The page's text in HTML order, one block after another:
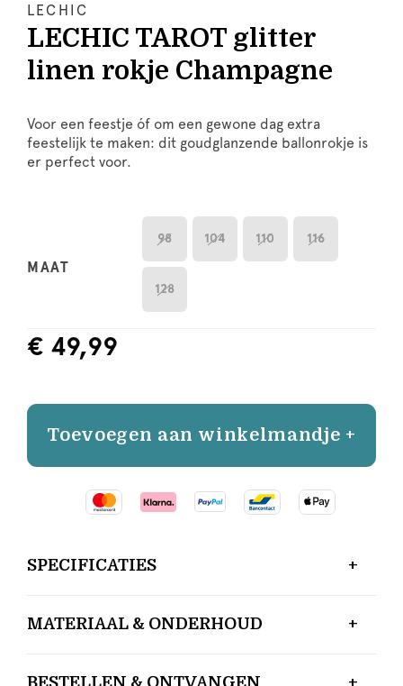
LECHIC
LECHIC TAROT glitter
linen rokje Champagne
Voor een feestje óf om een gewone dag extra
feestelijk te maken: dit goudglanzende ballonrokje is
er perfect voor.
MAAT
98 104 110 116
128
€ 49,99
Toevoegen aan winkelmandje +
SPECIFICATIES
MATERIAAL & ONDERHOUD
BESTELLEN & ONTVANGEN